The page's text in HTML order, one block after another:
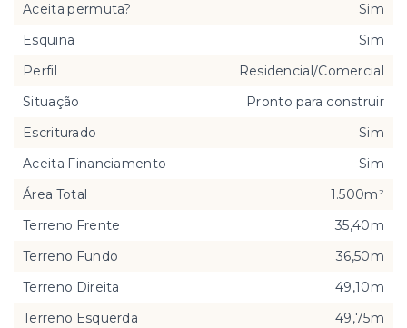
Aceita permuta?
Sim
Esquina
Sim
Perfil
Residencial/Comercial
Situação
Pronto para construir
Escriturado
Sim
Aceita Financiamento
Sim
Área Total
1.500m²
Terreno Frente
35,40m
Terreno Fundo
36,50m
Terreno Direita
49,10m
Terreno Esquerda
49,75m